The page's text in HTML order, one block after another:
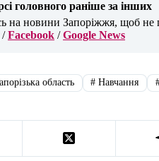
головного раніше за інших
на новини Запоріжжя, щоб не
/Facebook /Google News
область # Навчання